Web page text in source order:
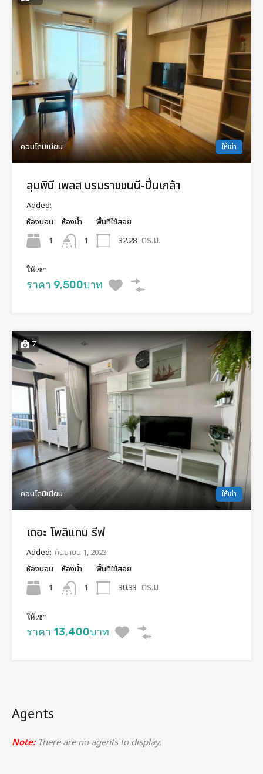
คอนโดมิเนียม ให้เช่า
ลุมพินี เพลส บรมราชชนนี-ปิ่นเกล้า
Added:
ห้องนอน
1
ห้องน้ำ
1
พื้นทีใช้สอย
32.28 ตร.ม.
ให้เช่า
ราคา 9,500บาท
7
คอนโดมิเนียม ให้เช่า
เดอะ โพลิแทน รีฟ
Added: กันยายน 1, 2023
ห้องนอน
1
ห้องน้ำ
1
พื้นทีใช้สอย
30.33 ตร.ม
ให้เช่า
ราคา 13,400บาท
Agents
Note:There are no agents to display.